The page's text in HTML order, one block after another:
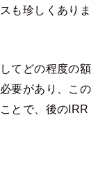
も珍しくありま
てどの程度の額
要があり、この
とで、後のIRR